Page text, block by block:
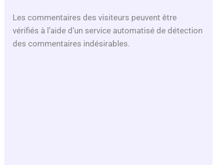
Les commentaires des visiteurs peuvent être
vérifiés à l’aide d’un service automatisé de détection
des commentaires indésirables.